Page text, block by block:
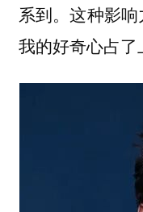
系到。这种影
我的好奇心占了